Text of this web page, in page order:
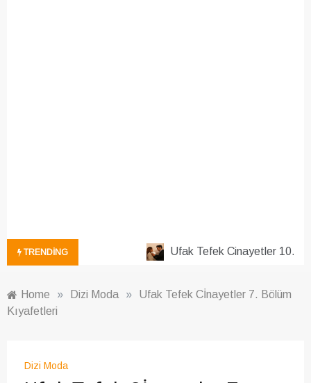
TRENDING Ufak Tefek Cinayetler 10.
Home » Dizi Moda »
Ufak Tefek Cİnayetler 7. Bölüm
Kıyafetleri
Dizi Moda